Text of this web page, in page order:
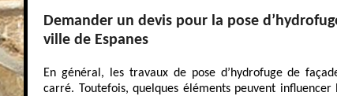
Demander un devis pour la pose
ville de Espanes
En général, les travaux de pose d’hydrofuge de
carré. Toutefois, quelques éléments peuvent